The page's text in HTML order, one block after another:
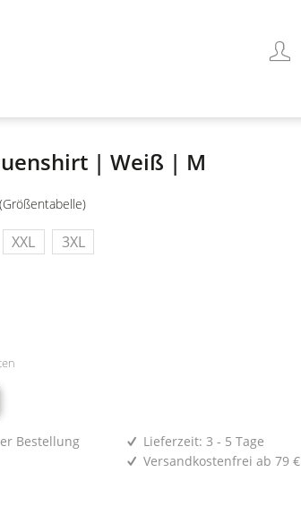
| Weiß | M
(Größentabelle)
XXL 3XL
Bestellung
Lieferzeit: 3 - 5 Tage
Versandkostenfrei ab 79 €